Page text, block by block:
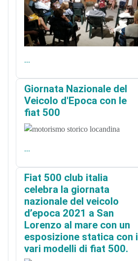
...
Giornata Nazionale del
Veicolo d'Epoca con le
fiat 500
...
Fiat 500 club italia
celebra la giornata
nazionale del veicolo
d’epoca 2021 a San
Lorenzo al mare con un
esposizione statica con i
vari modelli di fiat 500.